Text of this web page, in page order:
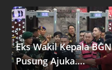
Eks Wakil Kepala
Pusung Ajuka....